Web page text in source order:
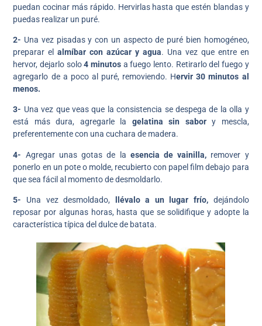
puedan cocinar más rápido. Hervirlas hasta que estén blandas y
puedas realizar un puré.
2- Una vez pisadas y con un aspecto de puré bien homogéneo,
preparar elalmíbar con azúcar y agua. Una vez que entre en
hervor, dejarlo solo4 minutos a fuego lento. Retirarlo del fuego y
agregarlo de a poco al puré, removiendo. Hervir 30 minutos al
menos.
3- Una vez que veas que la consistencia se despega de la olla y
está más dura, agregarle la gelatina sin sabory mescla,
preferentemente con una cuchara de madera.
4- Agregar unas gotas de la esencia de vainilla, remover y
ponerlo en un pote o molde, recubierto con papel film debajo para
que sea fácil al momento de desmoldarlo.
5- Una vez desmoldado, llévalo a un lugar frío, dejándolo
reposar por algunas horas, hasta que se solidifique y adopte la
característica típica del dulce de batata.